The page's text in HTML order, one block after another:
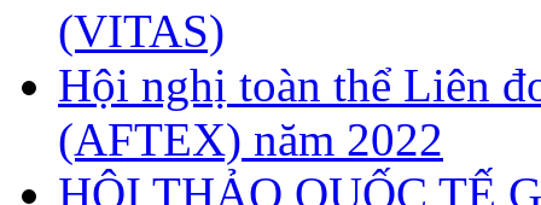
(VITAS)
Hội nghị toàn thể Liên
(AFTEX) năm 2022
HỘI THẢO QUỐC TẾ